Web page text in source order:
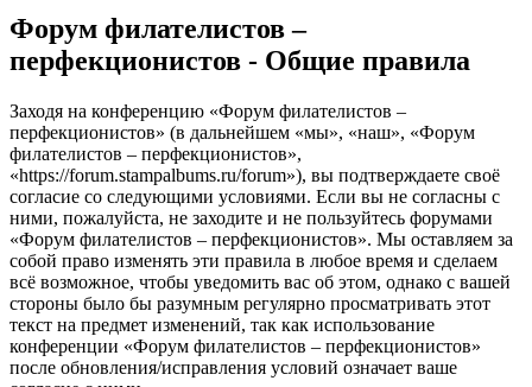
Форум филателистов –
перфекционистов - Общие правила
Заходя на конференцию «Форум филателистов –
перфекционистов» (в дальнейшем «мы», «наш», «Форум
филателистов – перфекционистов»,
«https://forum.stampalbums.ru/forum»), вы подтверждаете своё
согласие со следующими условиями. Если вы не согласны с
ними, пожалуйста, не заходите и не пользуйтесь форумами
«Форум филателистов – перфекционистов». Мы оставляем за
собой право изменять эти правила в любое время и сделаем
всё возможное, чтобы уведомить вас об этом, однако с вашей
стороны было бы разумным регулярно просматривать этот
текст на предмет изменений, так как использование
конференции «Форум филателистов – перфекционистов»
после обновления/исправления условий означает ваше